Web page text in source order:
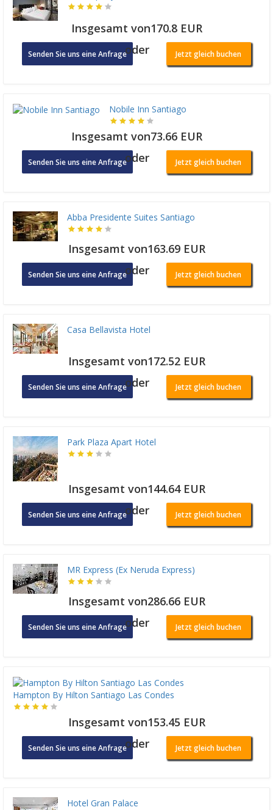
Insgesamt von170.8 EUR
Senden Sie uns eine Anfrageoder Jetzt gleich buchen
Nobile Inn Santiago
Insgesamt von73.66 EUR
Senden Sie uns eine Anfrageoder Jetzt gleich buchen
Abba Presidente Suites Santiago
Insgesamt von163.69 EUR
Senden Sie uns eine Anfrageoder Jetzt gleich buchen
Casa Bellavista Hotel
Insgesamt von172.52 EUR
Senden Sie uns eine Anfrageoder Jetzt gleich buchen
Park Plaza Apart Hotel
Insgesamt von144.64 EUR
Senden Sie uns eine Anfrageoder Jetzt gleich buchen
MR Express (Ex Neruda Express)
Insgesamt von286.66 EUR
Senden Sie uns eine Anfrageoder Jetzt gleich buchen
Hampton By Hilton Santiago Las Condes
Insgesamt von153.45 EUR
Senden Sie uns eine Anfrageoder Jetzt gleich buchen
Hotel Gran Palace